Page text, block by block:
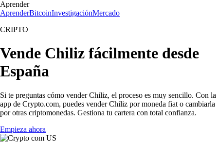
Aprender
AprenderBitcoinInvestigaciónMercado
CRIPTO
Vende Chiliz fácilmente desde
España
Si te preguntas cómo vender Chiliz, el proceso es muy sencillo. Con la
app de Crypto.com, puedes vender Chiliz por moneda fiat o cambiarla
por otras criptomonedas. Gestiona tu cartera con total confianza.
Empieza ahora